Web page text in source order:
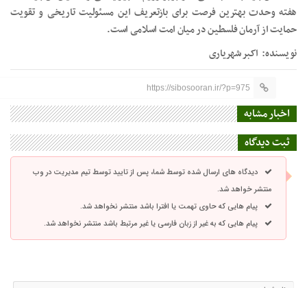
هفته وحدت بهترین فرصت برای بازتعریف این مسئولیت تاریخی و تقویت
حمایت از آرمان فلسطین در میان امت اسلامی است.
نویسنده: اکبر شهریاری
https://sibosooran.ir/?p=975
اخبار مشابه
ثبت دیدگاه
دیدگاه های ارسال شده توسط شما، پس از تایید توسط تیم مدیریت در وب
منتشر خواهد شد.
پیام هایی که حاوی تهمت یا افترا باشد منتشر نخواهد شد.
پیام هایی که به غیر از زبان فارسی یا غیر مرتبط باشد منتشر نخواهد شد.